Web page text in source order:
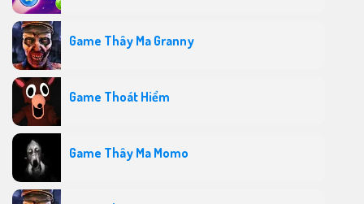
Game Thây Ma Granny
Game Thoát Hiểm
Game Thây Ma Momo